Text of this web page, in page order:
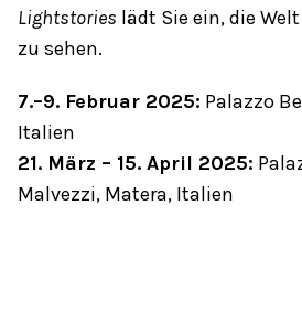
Lightstories lädt Sie ein, die
zu sehen.
7.–9. Februar 2025: Palazzo
Italien
21. März – 15. April 2025:
Malvezzi, Matera, Italien